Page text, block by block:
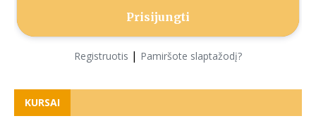
Registruotis | Pamiršote slaptažodį?
KURSAI